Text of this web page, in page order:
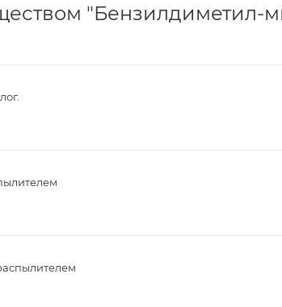
"Бензилдиметил-